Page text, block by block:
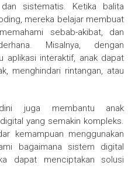
sistematis. Ketika balita
mereka belajar membuat
sebab-akibat, dan
Misalnya, dengan
aplikasi interaktif, anak dapat
menghindari rintangan, atau
juga membantu anak
yang semakin kompleks.
kemampuan menggunakan
bagaimana sistem digital
dapat menciptakan solusi